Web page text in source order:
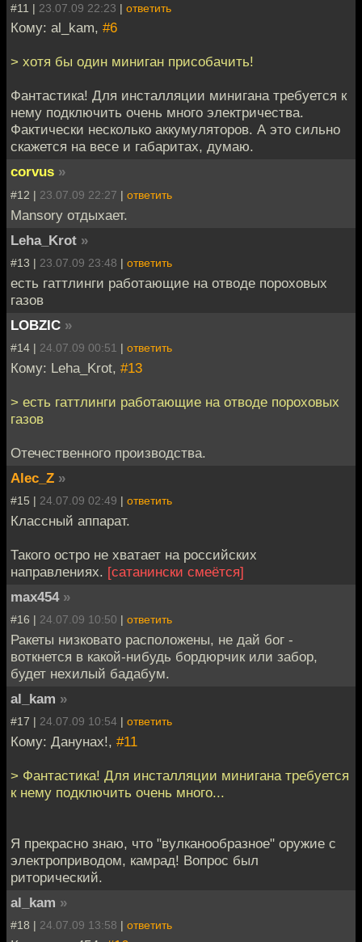
#11 | 23.07.09 22:23 | ответить
Кому: al_kam, #6
> хотя бы один миниган присобачить!
Фантастика! Для инсталляции минигана требуется к
нему подключить очень много электричества.
Фактически несколько аккумуляторов. А это сильно
скажется на весе и габаритах, думаю.
corvus »
#12 | 23.07.09 22:27 | ответить
Mansory отдыхает.
Leha_Krot »
#13 | 23.07.09 23:48 | ответить
есть гаттлинги работающие на отводе пороховых
газов
LOBZIC »
#14 | 24.07.09 00:51 | ответить
Кому: Leha_Krot, #13
> есть гаттлинги работающие на отводе пороховых
газов
Отечественного производства.
Alec_Z »
#15 | 24.07.09 02:49 | ответить
Классный аппарат.
Такого остро не хватает на российских
направлениях. [сатанински смеётся]
max454 »
#16 | 24.07.09 10:50 | ответить
Ракеты низковато расположены, не дай бог -
воткнется в какой-нибудь бордюрчик или забор,
будет нехилый бадабум.
al_kam »
#17 | 24.07.09 10:54 | ответить
Кому: Данунах!, #11
> Фантастика! Для инсталляции минигана требуется
к нему подключить очень много...
Я прекрасно знаю, что "вулканообразное" оружие с
электроприводом, камрад! Вопрос был
риторический.
al_kam »
#18 | 24.07.09 13:58 | ответить